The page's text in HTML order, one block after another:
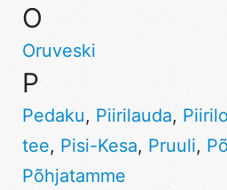
O
Oruveski
P
Pedaku, Piirilauda,
tee, Pisi-Kesa, Pruuli,
Põhjatamme